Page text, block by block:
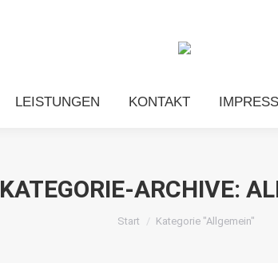
LEISTUNGEN KONTAKT
KATEGORIE-ARCHIVE:
Sie befinden sich hier:
Start Kategorie "Allgemein"